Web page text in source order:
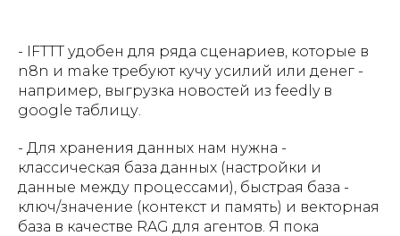
- IFTTT удобен для ряда сценариев, которые в
n8n и make требуют кучу усилий или денег -
например, выгрузка новостей из feedly в
google таблицу.
- Для хранения данных нам нужна -
классическая база данных (настройки и
данные между процессами), быстрая база -
ключ/значение (контекст и память) и векторная
база в качестве RAG для агентов. Я пока